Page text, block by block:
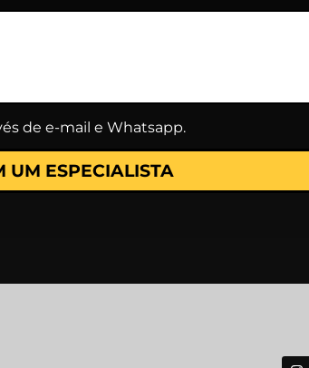
de e-mail e Whatsapp.
UM ESPECIALISTA